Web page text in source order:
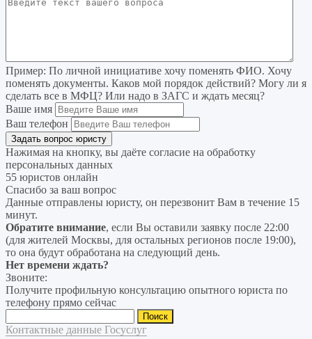
Пример: По личной инициативе хочу поменять ФИО. Хочу
поменять документы. Каков мой порядок действий? Могу ли я
сделать все в МФЦ? Или надо в ЗАГС и ждать месяц?
Ваше имя
Ваш телефон
Нажимая на кнопку, вы даёте согласие на обработку
персональных данных
55 юристов онлайн
Спасибо за ваш вопрос
Данные отправлены юристу, он перезвонит Вам в течение 15
минут.
Обратите внимание, если Вы оставили заявку после 22:00
(для жителей Москвы, для остальных регионов после 19:00),
то она будут обработана на следующий день.
Нет времени ждать?
Звоните:
Получите профильную консультацию опытного юриста по
телефону прямо сейчас
Контактные данные Госуслуг